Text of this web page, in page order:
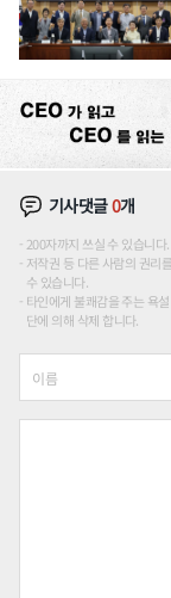
기사댓글0개
200자까지 쓰실 수 있습니
저작권 등 다른 사람의 권리
수 있습니다.
타인에게 불쾌감을 주는 욕
단에 의해 삭제 합니다.